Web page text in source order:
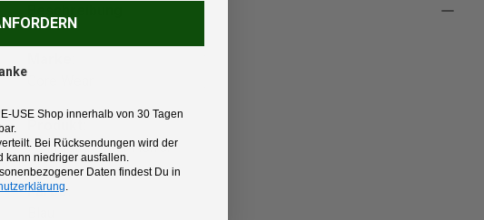
Fahrradtrikot für Herren
Farbe:
USE Shop innerhalb von 30 Tagen
Bei Rücksendungen wird der
kann niedriger ausfallen.
Daten findest Du in
.